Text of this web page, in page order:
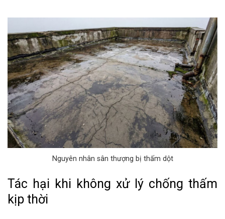
Nguyên nhân sân thượng bị thấm dột
Tác hại khi không xử lý chống thấm
kịp thời